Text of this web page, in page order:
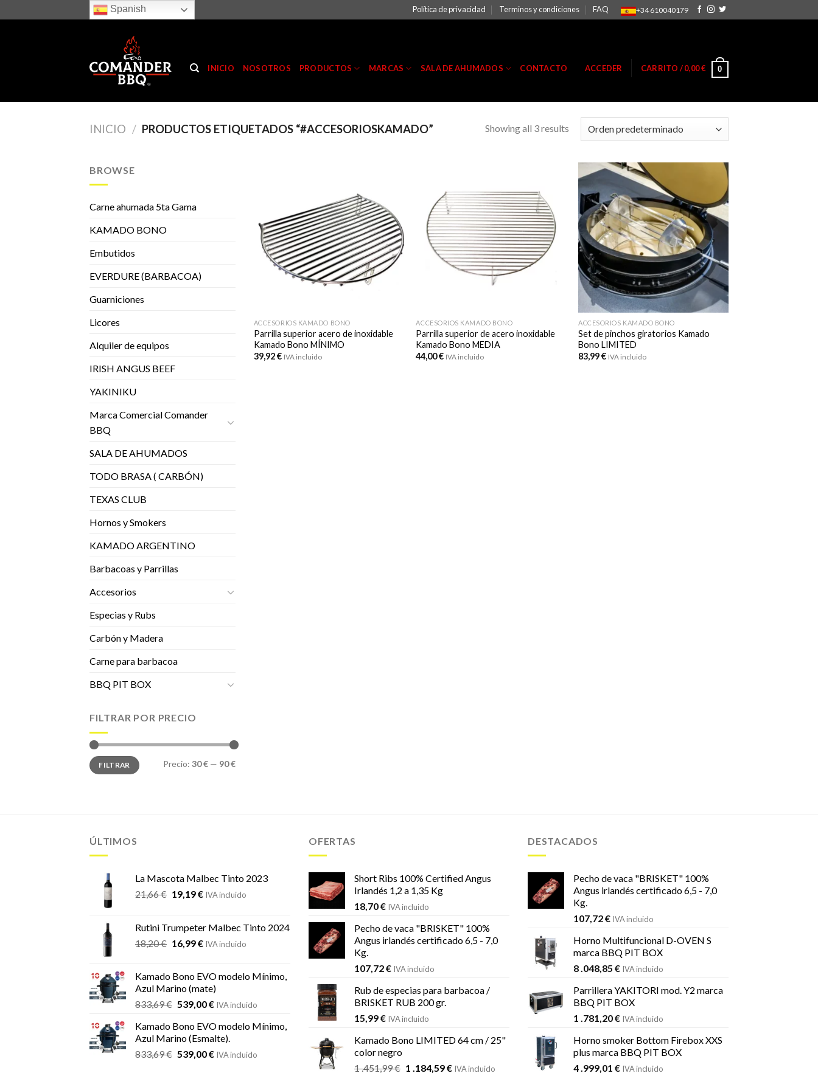
to
Spanish Política de privacidad Terminos y condiciones FAQ +34 610040179
INICIO NOSOTROS PRODUCTOS MARCAS SALA DE AHUMADOS CONTACTO ACCEDER CARRITO /0,00€ 0
INICIO / PRODUCTOS ETIQUETADOS “#ACCESORIOSKAMADO” Showing all 3 results
BROWSE
Carne ahumada 5ta Gama
KAMADO BONO
Embutidos
EVERDURE (BARBACOA)
Guarniciones
Licores
Alquiler de equipos
IRISH ANGUS BEEF
YAKINIKU
Marca Comercial Comander
BBQ
SALA DE AHUMADOS
TODO BRASA ( CARBÓN)
TEXAS CLUB
Hornos y Smokers
KAMADO ARGENTINO
Barbacoas y Parrillas
Accesorios
Especias y Rubs
Carbón y Madera
Carne para barbacoa
BBQ PIT BOX
FILTRAR POR PRECIO
Precio
mínimo
Precio
máximo
FILTRAR Precio: 30 € — 90 €
ACCESORIOS KAMADO BONO
Parrilla superior acero de inoxidable
Kamado Bono MÍNIMO
39,92€ IVA incluido
ACCESORIOS KAMADO BONO
Parrilla superior de acero inoxidable
Kamado Bono MEDIA
44,00€ IVA incluido
ACCESORIOS KAMADO BONO
Set de pinchos giratorios Kamado
Bono LIMITED
83,99€ IVA incluido
ÚLTIMOS
La Mascota Malbec Tinto 2023
21,66€ El
era:
21,66 €.
19,19€El
es:
19,19 €.
IVA incluido
Rutini Trumpeter Malbec Tinto 2024
18,20€ El
era:
18,20 €.
16,99€El
es:
16,99 €.
IVA incluido
Kamado Bono EVO modelo Mínimo,
Azul Marino (mate)
833,69€ El
original
era:
833,69 €.
539,00€El
actual
es:
539,00 €.
IVA incluido
Kamado Bono EVO modelo Mínimo,
Azul Marino (Esmalte).
833,69€ El
539,00€ElIVA incluido
OFERTAS
Short Ribs 100% Certified Angus
Irlandés 1,2 a 1,35 Kg
18,70€ IVA incluido
Pecho de vaca "BRISKET" 100%
Angus irlandés certificado 6,5 - 7,0
Kg.
107,72€ IVA incluido
Rub de especias para barbacoa /
BRISKET RUB 200 gr.
15,99€ IVA incluido
Kamado Bono LIMITED 64 cm / 25"
color negro
1 .451,99€ El
1 .184,59€ElIVA incluido
DESTACADOS
Pecho de vaca "BRISKET" 100%
Angus irlandés certificado 6,5 - 7,0
Kg.
107,72€ IVA incluido
Horno Multifuncional D-OVEN S
marca BBQ PIT BOX
8 .048,85 € IVA incluido
Parrillera YAKITORI mod. Y2 marca
BBQ PIT BOX
1 .781,20€ IVA incluido
Horno smoker Bottom Firebox XXS
plus marca BBQ PIT BOX
4 .999,01 € IVA incluido